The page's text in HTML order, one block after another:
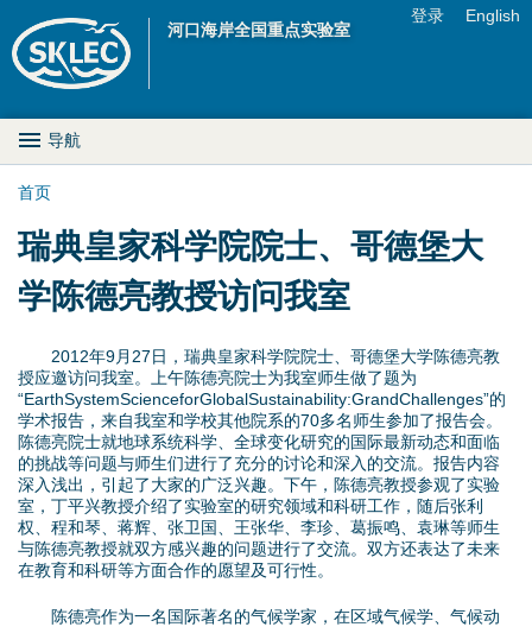
河口海岸全国重点实验室
m
n
u
登录 English
M
a
i
n
r
o
p
d
导航
你
在
里
首页
瑞典皇家科学院院士、哥德堡大
学陈德亮教授访问我室
2012年9月27日，瑞典皇家科学院院士、哥德堡大学陈德亮教
授应邀访问我室。上午陈德亮院士为我室师生做了题为
“EarthSystemScienceforGlobalSustainability:GrandChallenges”的
学术报告，来自我室和学校其他院系的70多名师生参加了报告会。
陈德亮院士就地球系统科学、全球变化研究的国际最新动态和面临
的挑战等问题与师生们进行了充分的讨论和深入的交流。报告内容
深入浅出，引起了大家的广泛兴趣。下午，陈德亮教授参观了实验
室，丁平兴教授介绍了实验室的研究领域和科研工作，随后张利
权、程和琴、蒋辉、张卫国、王张华、李珍、葛振鸣、袁琳等师生
与陈德亮教授就双方感兴趣的问题进行了交流。双方还表达了未来
在教育和科研等方面合作的愿望及可行性。
陈德亮作为一名国际著名的气候学家，在区域气候学、气候动